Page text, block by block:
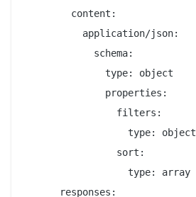
        content:
          application/json:
            schema:
              type: object
              properties:
                filters:
                  type: object
                sort:
                  type: array
      responses: